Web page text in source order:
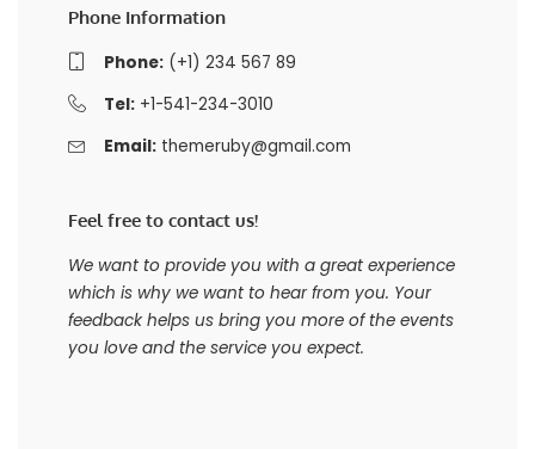
Phone Information
Phone:(+1) 234 567 89
Tel:+1-541-234-3010
Email: themeruby@gmail.com
Feel free to contact us!
We want to provide you with a great experience
which is why we want to hear from you. Your
feedback helps us bring you more of the events
you love and the service you expect.